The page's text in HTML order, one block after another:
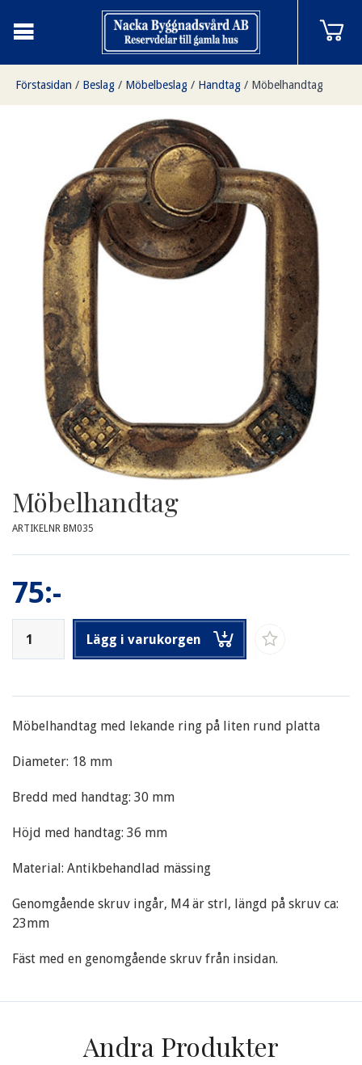
Förstasidan / Beslag / Möbelbeslag / Handtag / Möbelhandtag
Möbelhandtag
ARTIKELNR BM035
75:-
Lägg i varukorgen
Möbelhandtag med lekande ring på liten rund platta
Diameter: 18 mm
Bredd med handtag: 30 mm
Höjd med handtag: 36 mm
Material: Antikbehandlad mässing
Genomgående skruv ingår, M4 är strl, längd på skruv ca:
23mm
Fäst med en genomgående skruv från insidan.
Andra Produkter